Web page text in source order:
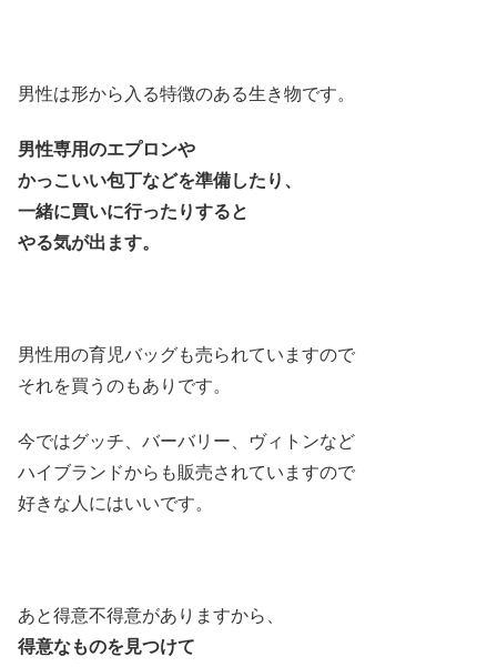
男性は形から入る特徴のある生き物です。
男性専用のエプロンや
かっこいい包丁などを準備したり、
一緒に買いに行ったりすると
やる気が出ます。
男性用の育児バッグも売られていますので
それを買うのもありです。
今ではグッチ、バーバリー、ヴィトンなど
ハイブランドからも販売されていますので
好きな人にはいいです。
あと得意不得意がありますから、
得意なものを見つけて